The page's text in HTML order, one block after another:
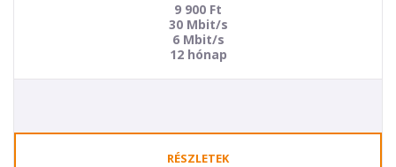
9 900 Ft
30 Mbit/s
6 Mbit/s
12 hónap
RÉSZLETEK